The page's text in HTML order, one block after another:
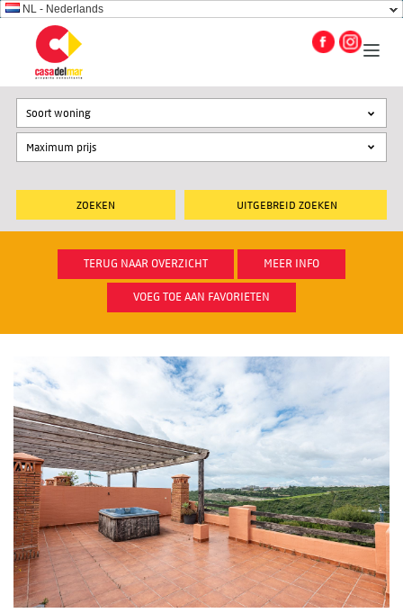
NL - Nederlands
UITGEBREID ZOEKEN
Soort woning
TERUG NAAR OVERZICHT MEER INFO
VOEG TOE AAN FAVORIETEN